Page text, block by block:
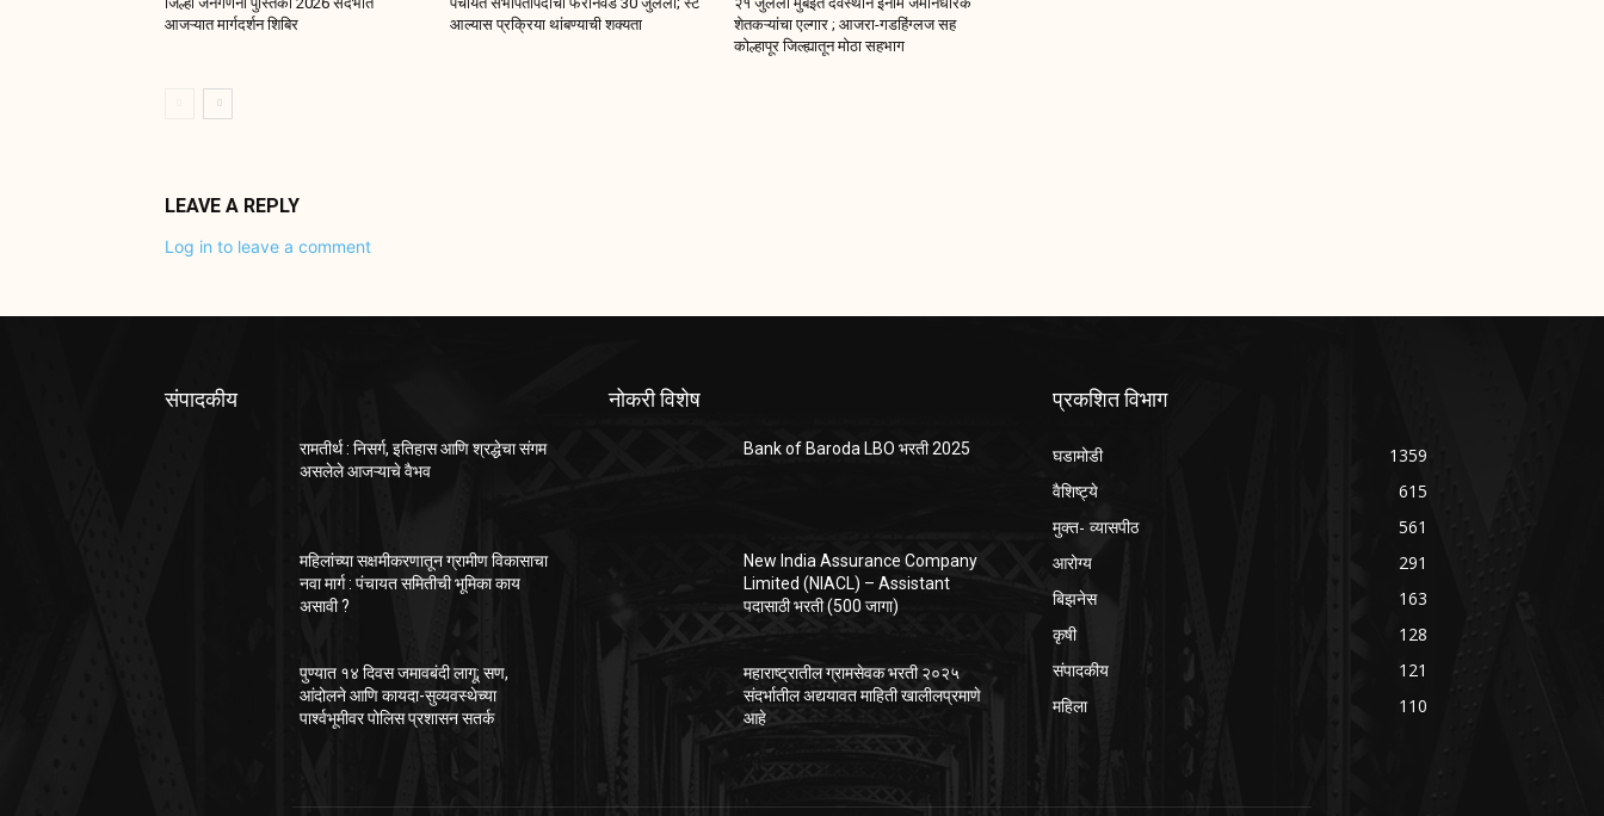
आजऱ्यात मार्गदर्शन शिबिर
आल्यास प्रक्रिया थांबण्याची शक्यता
शेतकऱ्यांचा एल्गार ; आजरा-गडहिंग्लज सह
कोल्हापूर जिल्ह्यातून मोठा सहभाग
LEAVE A REPLY
Log in to leave a comment
संपादकीय
रामतीर्थ : निसर्ग, इतिहास आणि श्रद्धेचा संगम
असलेले आजऱ्याचे वैभव
महिलांच्या सक्षमीकरणातून ग्रामीण विकासाचा
नवा मार्ग : पंचायत समितीची भूमिका काय
असावी ?
पुण्यात १४ दिवस जमावबंदी लागू; सण,
आंदोलने आणि कायदा-सुव्यवस्थेच्या
पार्श्वभूमीवर पोलिस प्रशासन सतर्क
नोकरी विशेष
Bank of Baroda LBO भरती 2025
New India Assurance Company
Limited (NIACL) – Assistant
पदासाठी भरती (500 जागा)
महाराष्ट्रातील ग्रामसेवक भरती २०२५
संदर्भातील अद्ययावत माहिती खालीलप्रमाणे
आहे
प्रकशित विभाग
घडामोडी
1359
वैशिष्ट्ये
615
मुक्त- व्यासपीठ
561
आरोग्य
291
बिझनेस
163
कृषी
128
संपादकीय
121
महिला
110